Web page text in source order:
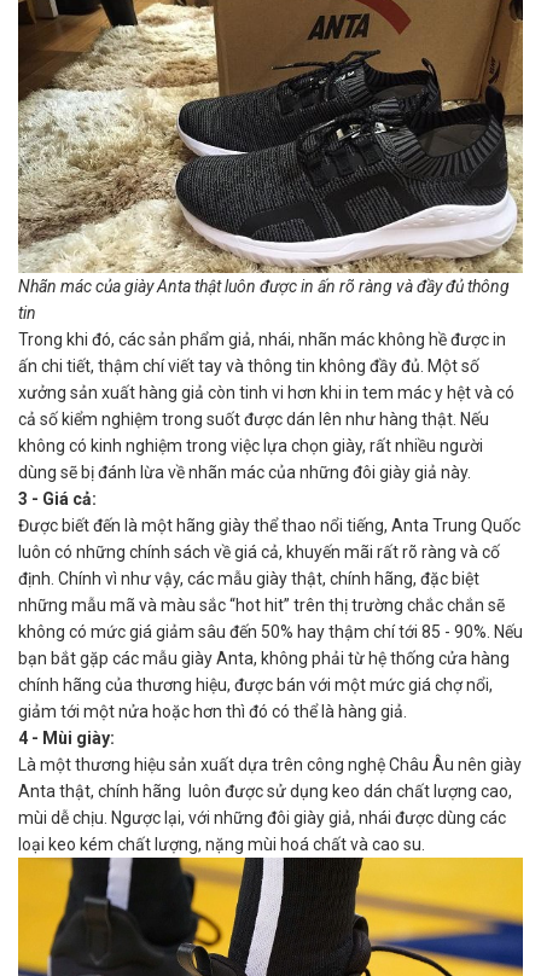
Nhãn mác của giày Anta thật luôn được in ấn rõ ràng và đầy đủ thông
tin
Trong khi đó, các sản phẩm giả, nhái, nhãn mác không hề được in
ấn chi tiết, thậm chí viết tay và thông tin không đầy đủ. Một số
xưởng sản xuất hàng giả còn tinh vi hơn khi in tem mác y hệt và có
cả số kiểm nghiệm trong suốt được dán lên như hàng thật. Nếu
không có kinh nghiệm trong việc lựa chọn giày, rất nhiều người
dùng sẽ bị đánh lừa về nhãn mác của những đôi giày giả này.
3 - Giá cả:
Được biết đến là một hãng giày thể thao nổi tiếng, Anta Trung Quốc
luôn có những chính sách về giá cả, khuyến mãi rất rõ ràng và cố
định. Chính vì như vậy, các mẫu giày thật, chính hãng, đặc biệt
những mẫu mã và màu sắc “hot hit” trên thị trường chắc chắn sẽ
không có mức giá giảm sâu đến 50% hay thậm chí tới 85 - 90%. Nếu
bạn bắt gặp các mẫu giày Anta, không phải từ hệ thống cửa hàng
chính hãng của thương hiệu, được bán với một mức giá chợ nổi,
giảm tới một nửa hoặc hơn thì đó có thể là hàng giả.
4 - Mùi giày:
Là một thương hiệu sản xuất dựa trên công nghệ Châu Âu nên giày
Anta thật, chính hãng luôn được sử dụng keo dán chất lượng cao,
mùi dễ chịu. Ngược lại, với những đôi giày giả, nhái được dùng các
loại keo kém chất lượng, nặng mùi hoá chất và cao su.